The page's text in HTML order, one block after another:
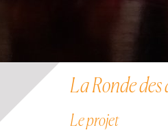
La Ronde
Le projet